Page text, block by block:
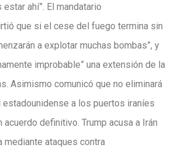
ahí”. El mandatario
que si el cese del fuego termina sin
a explotar muchas bombas”, y
improbable” una extensión de la
Asimismo comunicó que no eliminará
a los puertos iraníes
definitivo. Trump acusa a Irán
mediante ataques contra